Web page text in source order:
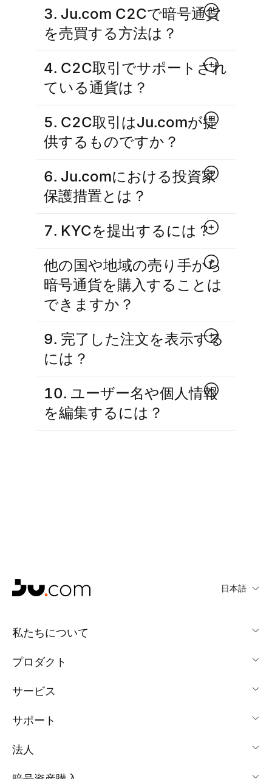
3. Ju.com C2Cで暗号通貨
を売買する方法は？
4. C2C取引でサポートされ
ている通貨は？
5. C2C取引はJu.comが提
供するものですか？
6. Ju.comにおける投資家
保護措置とは？
7. KYCを提出するには？
他の国や地域の売り手から
暗号通貨を購入することは
できますか？
9. 完了した注文を表示する
には？
10. ユーザー名や個人情報
を編集するには？
日本語
私たちについて
プロダクト
サービス
サポート
法人